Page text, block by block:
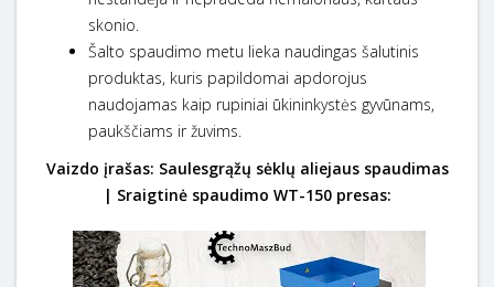
skonio.
Šalto spaudimo metu lieka naudingas šalutinis
produktas, kuris papildomai apdorojus
naudojamas kaip rupiniai ūkininkystės gyvūnams,
paukščiams ir žuvims.
Vaizdo įrašas: Saulesgrąžų sėklų aliejaus spaudimas
| Sraigtinė spaudimo WT-150 presas: